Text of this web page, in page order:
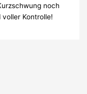
noch
Kontrolle!